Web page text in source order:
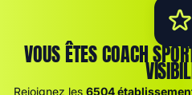
VOUS ÊTES COACH
Rejoignez les 6504